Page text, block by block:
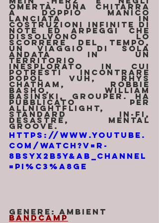
Omertà. Una chitarra
a doppio manico
lanciata in
costruzioni infinite di
note ed arpeggi che
dissolvono lo
scorrere del tempo,
un viaggio di sola
andata in un
territorio
inesplorato in cui
potresti incontrare
Popol Vuh, Rhys
Chatham, Robbie
Basho, William
Basinski, Grouper. Ha
pubblicato per
Allnightflight,
Standard In-Fi,
Desastre, Mental
Groove.
https://www.youtube.
com/watch?v=r-
8bSyx2B5Y&ab_channel
=pi%C3%A8ge
Genere: Ambient
Bandcamp